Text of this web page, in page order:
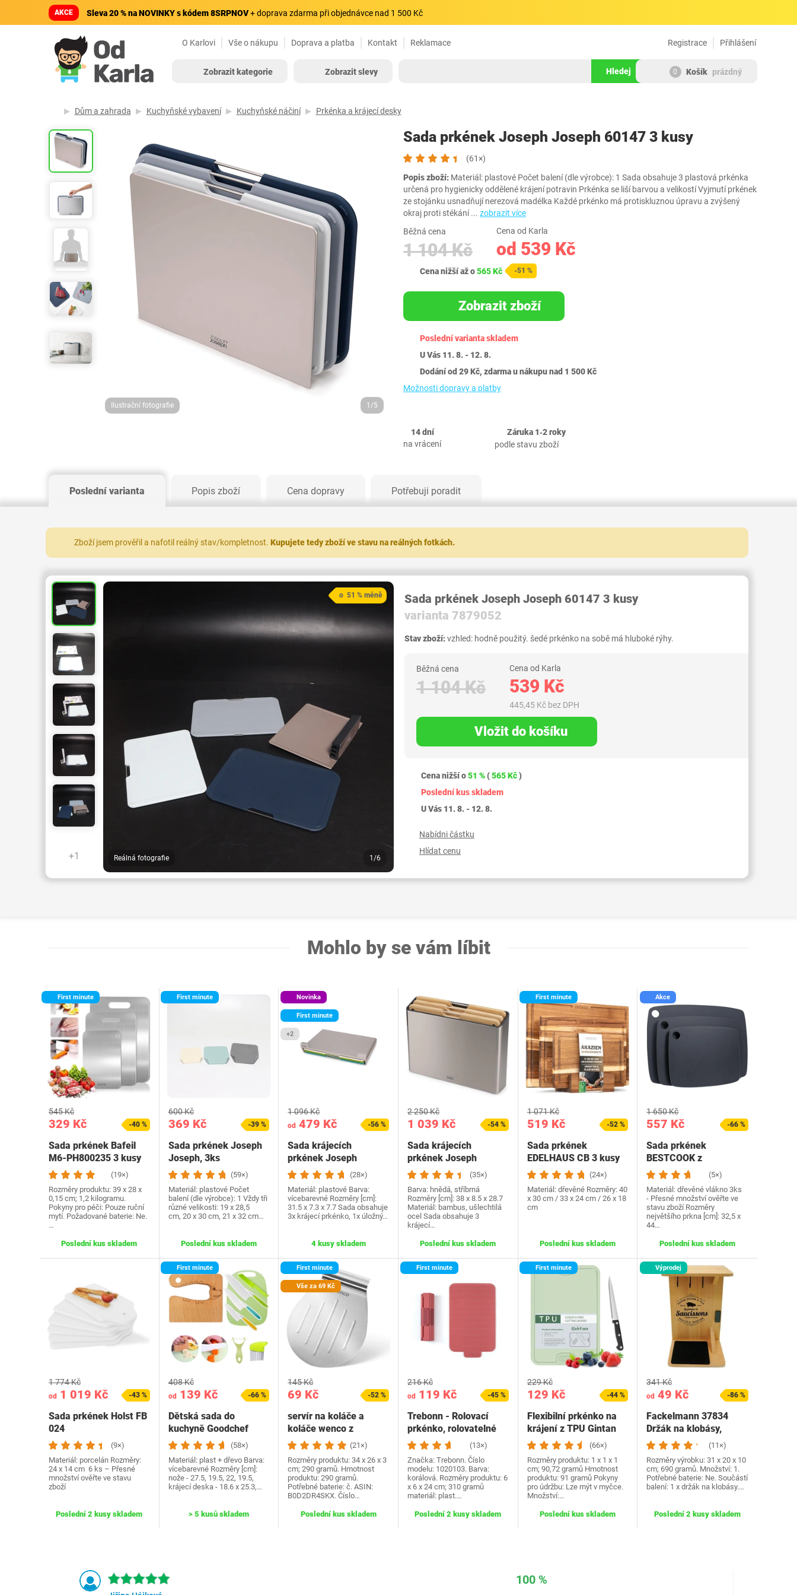
AKCE Sleva 20 % na NOVINKY s kódem 8SRPNOV+ doprava zdarma při objednávce nad 1 500 Kč
O Karlovi Vše o nákupu Doprava a platba Kontakt Reklamace Přihlášení
Registrace
Zobrazit kategorie Zobrazit slevy Hledej 0 Košík prázdný
Dům a zahrada Kuchyňské vybavení Kuchyňské náčiní Prkénka a krájecí desky
Ilustrační fotografie 1/5
Sada prkének Joseph Joseph 60147 3 kusy
(61×)
Popis zboží: Materiál: plastové Počet balení (dle výrobce): 1 Sada obsahuje 3 plastová prkénka
určená pro hygienicky oddělené krájení potravin Prkénka se liší barvou a velikostí Vyjmutí prkének
ze stojánku usnadňují nerezová madélka Každé prkénko má protiskluznou úpravu a zvýšený
okraj proti stékání... zobrazit více
Běžná cena
1 104 Kč
Cena od Karla
od 539 Kč
Cena nižší až o565 Kč -51 %
Zobrazit zboží
Poslední varianta skladem
U Vás 11. 8. - 12. 8.
Dodání od 29 Kč, zdarma u nákupu nad 1 500 Kč
Možnosti dopravy a platby
14 dní
na vrácení
Záruka 1‐2 roky
podle stavu zboží
Poslední varianta Popis zboží Cena dopravy Potřebuji poradit
Zboží jsem prověřil a nafotil reálný stav/kompletnost. Kupujete tedy zboží ve stavu na reálných fotkách.
+1 Reálná fotografie 1/6
o 51 % méně
Sada prkének Joseph Joseph 60147 3 kusy
varianta 7879052
Stav zboží:vzhled: hodně použitý. šedé prkénko na sobě má hluboké rýhy.
Běžná cena
1 104 Kč
Cena od Karla
539 Kč
445,45 Kč bez DPH
Vložit do košíku
Cena nižší o51 % (565 Kč)
Poslední kus skladem
U Vás 11. 8. - 12. 8.
Nabídni částku
Hlídat cenu
Mohlo by se vám líbit
First minute
329 Kč
545 Kč
-40 %
Sada prkének Bafeil
M6-PH800235 3 kusy
(19×)
Rozměry produktu: ‎39 x 28 x
0,15 cm; 1,2 kilogramu.
Pokyny pro péči: Pouze ruční
mytí. Požadované baterie: Ne.
…
Poslední kus skladem
First minute
369 Kč
600 Kč
-39 %
Sada prkének Joseph
Joseph, 3ks
(59×)
Materiál: plastové Počet
balení (dle výrobce): 1 Vždy tři
různé velikosti: 19 x 28,5
cm, 20 x 30 cm, 21 x 32 cm…
Poslední kus skladem
Novinka
First minute
+2
od 479 Kč
1 096 Kč
-56 %
Sada krájecích
prkének Joseph
Joseph
(28×)
Materiál: plastové Barva:
vícebarevné Rozměry [cm]:
31.5 x 7.3 x 7.7 Sada obsahuje
3x krájecí prkénko, 1x úložný…
4 kusy skladem
1 039 Kč
2 250 Kč
-54 %
Sada krájecích
prkének Joseph
Joseph 60229
(35×)
Barva: hnědá, stříbrná
Rozměry [cm]: 38 x 8.5 x 28.7
Materiál: bambus, ušlechtilá
ocel Sada obsahuje 3
krájecí…
Poslední kus skladem
First minute
519 Kč
1 071 Kč
-52 %
Sada prkének
EDELHAUS CB 3 kusy
(24×)
Materiál: dřevěné Rozměry: 40
x 30 cm / 33 x 24 cm / 26 x 18
cm
Poslední kus skladem
Akce
557 Kč
1 650 Kč
-66 %
Sada prkének
BESTCOOK z
dřevěného vlákna
(5×)
Materiál: dřevěné vlákno 3ks
- Přesné množství ověřte ve
stavu zboží Rozměry
největšího prkna [cm]: 32,5 x
44…
Poslední kus skladem
od 1 019 Kč
1 774 Kč
-43 %
Sada prkének Holst FB
024
(9×)
Materiál: porcelán Rozměry:
24 x 14 cm 6 ks – Přesné
množství ověřte ve stavu
zboží
Poslední 2 kusy skladem
First minute
od139 Kč
408 Kč
-66 %
Dětská sada do
kuchyně Goodchef
(58×)
Materiál: plast + dřevo Barva:
vícebarevné Rozměry [cm]:
nože - 27.5, 19.5, 22, 19.5,
krájecí deska - 18.6 x 25.3,…
> 5 kusů skladem
First minute
Vše za 69 Kč
69 Kč
145 Kč
-52 %
servír na koláče a
koláče wenco z
nerezové oceli –
Robustní…
(21×)
Rozměry produktu: 34 x 26 x 3
cm; 290 gramů. Hmotnost
produktu: 290 gramů.
Potřebné baterie: č. ASIN:
B0D2DR4SKX. Číslo…
Poslední kus skladem
First minute
od119 Kč
216 Kč
-45 %
Trebonn - Rolovací
prkénko, rolovatelné
plastové prkénko s…
(13×)
Značka: Trebonn. Číslo
modelu: 1020103. Barva:
korálová. Rozměry produktu: 6
x 6 x 24 cm; 310 gramů
materiál: plast.…
Poslední 2 kusy skladem
First minute
129 Kč
229 Kč
-44 %
Flexibilní prkénko na
krájení z TPU Gintan
Bez obsahu BPA s…
(66×)
Rozměry produktu: 1 x 1 x 1
cm; 90,72 gramů Hmotnost
produktu: 91 gramů Pokyny
pro údržbu: Lze mýt v myčce.
Množství:…
Poslední kus skladem
Výprodej
od 49 Kč
341 Kč
-86 %
Fackelmann 37834
Držák na klobásy,
Dřevěný držák na…
(11×)
Rozměry výrobku: 31 x 20 x 10
cm; 690 gramů. Množství: 1.
Potřebné baterie: Ne. Součástí
balení: 1 x držák na klobásy.…
Poslední 2 kusy skladem
100 %